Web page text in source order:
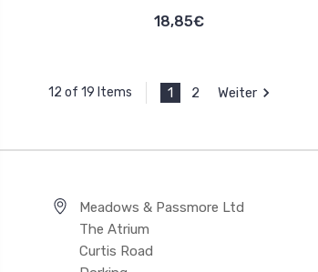
18,85€
12 of 19 Items 1 2 Weiter
Meadows & Passmore Ltd
The Atrium
Curtis Road